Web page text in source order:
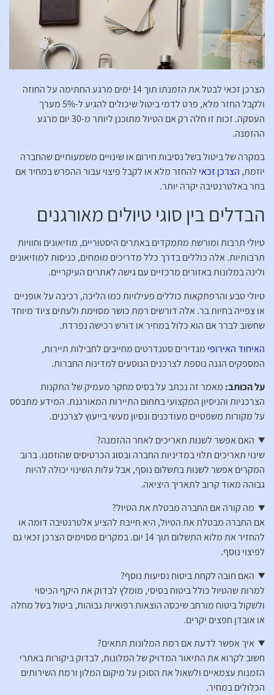
הצרכן זכאי לבטל את הזמנתו תוך 14 ימים מרגע החתימה על החוזה
ולקבל החזר מלא, פרט לדמי ביטול שיכולים להגיע ל-5% מערך
העסקה. זכות זו חלה רק אם הטיול מתוכנן ליותר מ-30 יום מרגע
ההזמנה.
במקרה של ביטול בשל נסיבות חירום או שינויים משמעותיים שהחברה
יוזמת, הצרכן זכאי להחזר מלא או לקבל פיצוי עבור ההפרש במחיר אם
בחר באלטרנטיבה יקרה יותר.
הבדלים בין סוגי טיולים מאורגנים
טיולי תרבות ומורשת מתמקדים באתרים היסטוריים, מוזיאונים וחוויות
תרבותיות. אלה כוללים בדרך כלל מדריכים מומחים, כניסות למוזיאונים
ולינה במלונות באזורים מרכזיים עם גישה לאתרים העיקריים.
טיולי טבע והרפתקאות כוללים פעילויות כמו הליכה, רכיבה על אופניים
או צפייה בחיות בר. אלה דורשים רמת כושר מסוימת ולעתים ציוד מיוחד
שחשוב לברר אם הוא כלול במחיר או דורש רכישה נפרדת.
האיחוד האירופי מגדירים סטנדרטים מחייבים לחבילות תיירות,
המספקים הגנה נוספת לצרכנים הנוסעים למדינות החברות.
על הכותב: מאמר זה נכתב על בסיס מחקר מעמיק של התקנות
הצרכניות והניסיון המקצועי בתחום התיירות המאורגנת. המידע מתבסס
על מקורות משפטיים מעודכנים ונסיון מעשי בייעוץ לצרכנים.
האם אפשר לשנות תאריכים לאחר ההזמנה?
שינוי תאריכים תלוי במדיניות החברה ובסוג הכרטיסים שהוזמנו. ברוב
המקרים אפשר לשנות בתשלום נוסף, אבל עלות השינוי יכולה להיות
גבוהה מאוד קרוב לתאריך היציאה.
מה קורה אם החברה מבטלת את הטיול?
אם החברה מבטלת את הטיול, היא חייבת להציע אלטרנטיבה דומה או
להחזיר את מלוא התשלום תוך 14 יום. במקרים מסוימים הצרכן זכאי גם
לפיצוי נוסף.
האם חובה לקחת ביטוח נסיעות נוסף?
למרות שהטיול כולל ביטוח בסיסי, מומלץ לבדוק את היקף הכיסוי
ולשקול ביטוח מורחב שיכסה הוצאות רפואיות גבוהות, ביטול בשל מחלה
או אובדן חפצים יקרים.
איך אפשר לדעת אם רמת המלונות תתאים?
חשוב לקרוא את התיאור המדויק של המלונות, לבדוק ביקורות באתרי
הזמנות עצמאיים ולשאול את הסוכן על מיקום המלון ורמת השירותים
הכלולים במחיר.